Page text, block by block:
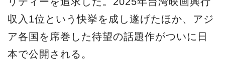
収入1位という快挙を成し遂げたほか、アジ
ア各国を席巻した待望の話題作がついに日
本で公開される。